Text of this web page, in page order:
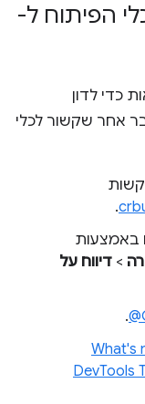
הפיתוח ל-
כדי לדון
אחר שקשור לכלי
.
באמצעות
> דיווח על
.
What's
DevTools